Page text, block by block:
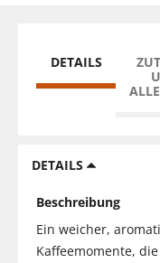
DETAILS
DETAILS
Beschreibung
Ein weicher,
Kaffeemomente,